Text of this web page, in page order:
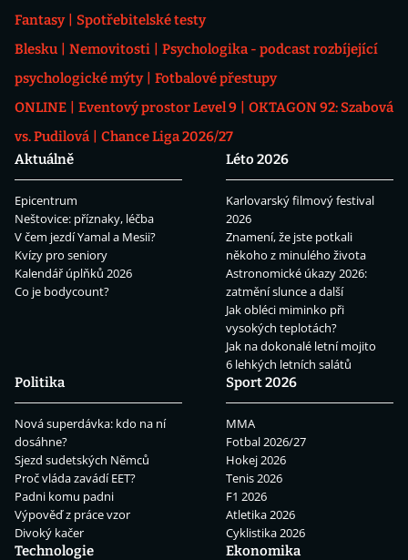
Fantasy
Spotřebitelské testy
Blesku
Nemovitosti
Psychologika - podcast rozbíjející
psychologické mýty
Fotbalové přestupy
ONLINE
Eventový prostor Level 9
OKTAGON 92: Szabová
vs. Pudilová
Chance Liga 2026/27
Aktuálně
Epicentrum
Neštovice: příznaky, léčba
V čem jezdí Yamal a Mesii?
Kvízy pro seniory
Kalendář úplňků 2026
Co je bodycount?
Léto 2026
Karlovarský filmový festival
2026
Znamení, že jste potkali
někoho z minulého života
Astronomické úkazy 2026:
zatmění slunce a další
Jak obléci miminko při
vysokých teplotách?
Jak na dokonalé letní mojito
6 lehkých letních salátů
Politika
Nová superdávka: kdo na ní
dosáhne?
Sjezd sudetských Němců
Proč vláda zavádí EET?
Padni komu padni
Výpověď z práce vzor
Divoký kačer
Sport 2026
MMA
Fotbal 2026/27
Hokej 2026
Tenis 2026
F1 2026
Atletika 2026
Cyklistika 2026
Technologie
Ekonomika